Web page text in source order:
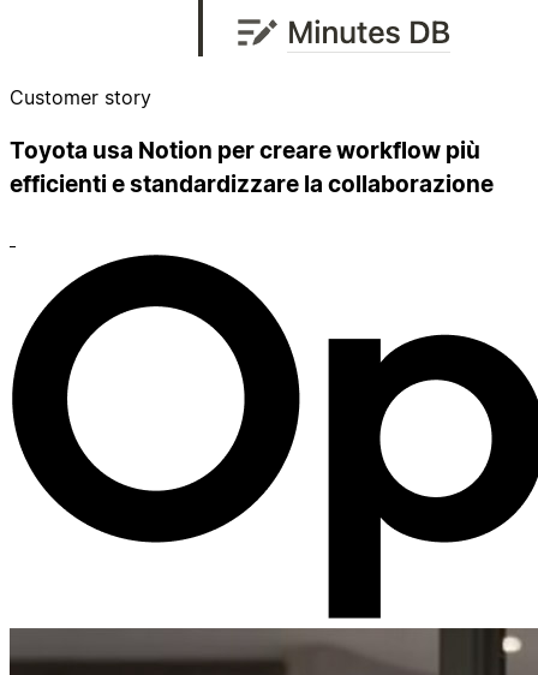
Customer story
Toyota usa Notion per creare workflow più
efficienti e standardizzare la collaborazione